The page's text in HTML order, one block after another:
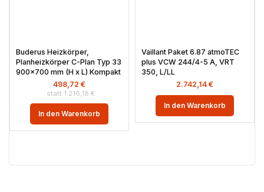
Buderus Heizkörper,
Planheizkörper C-Plan Typ 33
900×700 mm (H x L) Kompakt
1.216,18 €
498,72 €
In den Warenkorb
Vaillant Paket 6.87 atmoTEC
plus VCW 244/4-5 A, VRT
350, L/LL
2.742,14 €
In den Warenkorb